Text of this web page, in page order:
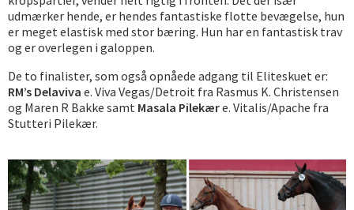
udmærker hende, er hendes fantastiske flotte bevægelse, hun
er meget elastisk med stor bæring. Hun har en fantastisk trav
og er overlegen i galoppen.
De to finalister, som også opnåede adgang til Eliteskuet er:
RM’s Delaviva e. Viva Vegas/Detroit fra Rasmus K. Christensen
og Maren R Bakke samt Masala Pilekære. Vitalis/Apache fra
Stutteri Pilekær.